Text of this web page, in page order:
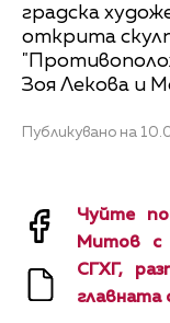
градска
открита
Зоя Лекова и
Публикувано на
Чуйте
Митов с
СГХГ,
главната